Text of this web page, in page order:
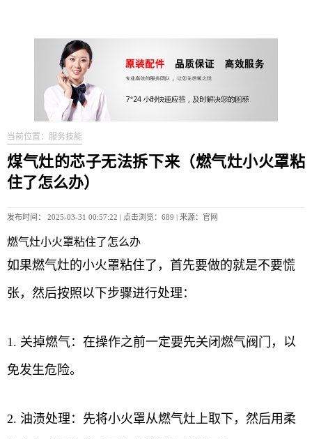
当前位置：服务技能
煤气灶的芯子无法拆下来（燃气灶小火罩粘
住了怎么办）
发布时间： 2025-03-31 00:57:22 | 点击浏览：689 | 来源：官网
燃气灶小火罩粘住了怎么办
如果燃气灶的小火罩粘住了，首先要做的就是不要慌
张，然后按照以下步骤进行处理：
1. 关掉燃气：在操作之前一定要先关闭燃气阀门，以
免发生危险。
2. 油渍处理：先将小火罩从燃气灶上取下，然后用柔